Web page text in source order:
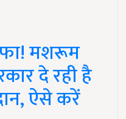
मशरूम
दे रही है
ऐसे करें